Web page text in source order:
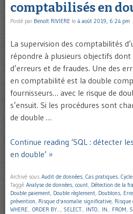
comptabilisés en
Posté par Benoît RIVIERE le 4 août 2019, 6:24 pm
La supervision des comptabilités
répondre à plusieurs objectifs
d’erreurs et de fraudes. Une des
en comptabilité est la double
fournisseurs… avec le risque de
s’ensuit. Si les procédures sont
de double …
Continue reading ‘SQL : détecter
en double’ »
Archivé sous Audit de données, Cas pratiques,
Taggé Analyse de données, count, Détection de la
Double paiement, Double règlement, Doublons,
prévention, Risque d'anomalie significative, Risque
WHERE... ORDER BY..., SELECT... INTO... IN... FROM,